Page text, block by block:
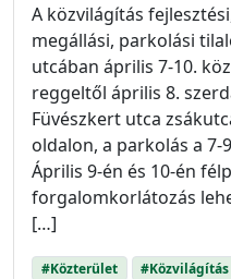
A közvilágítás
megállási, parkolási
utcában április 7-10.
reggeltől április 8.
Füvészkert utca
oldalon, a parkolás a
Április 9-én és 10-én
forgalomkorlátozás
[…]
#Közterület #Közvilágítás